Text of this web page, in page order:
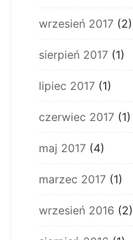
wrzesień 2017 (2)
sierpień 2017 (1)
lipiec 2017 (1)
czerwiec 2017 (1)
maj 2017 (4)
marzec 2017 (1)
wrzesień 2016 (2)